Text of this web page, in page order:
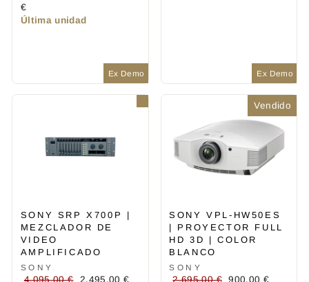
Ex Demo
habitual
oferta
€
Última unidad
Ex Demo
SONY SRP X700P |
MEZCLADOR DE
VIDEO
AMPLIFICADO
SONY
Precio
4.095,00 €
Precio
2.495,00 €
Vendido
SONY VPL-HW50ES
| PROYECTOR FULL
HD 3D | COLOR
BLANCO
SONY
Precio
2.695,00 €
Precio
900,00 €